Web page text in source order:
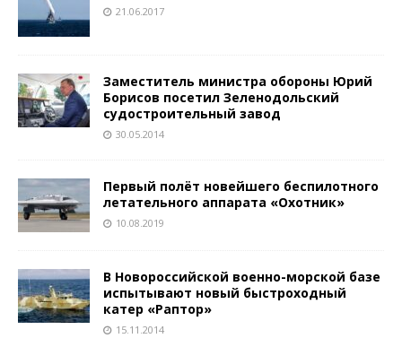
21.06.2017
Заместитель министра обороны Юрий
Борисов посетил Зеленодольский
судостроительный завод
30.05.2014
Первый полёт новейшего беспилотного
летательного аппарата «Охотник»
10.08.2019
В Новороссийской военно-морской базе
испытывают новый быстроходный
катер «Раптор»
15.11.2014